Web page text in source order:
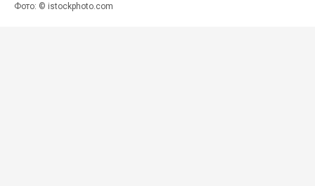
Фото: © istockphoto.com